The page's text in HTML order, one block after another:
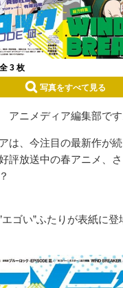
全 3 枚
写真をすべて見る
ニメディア編集部です
は、今注目の最新作が
評放送中の春アニメ、
ゴい”ふたりが表紙に登